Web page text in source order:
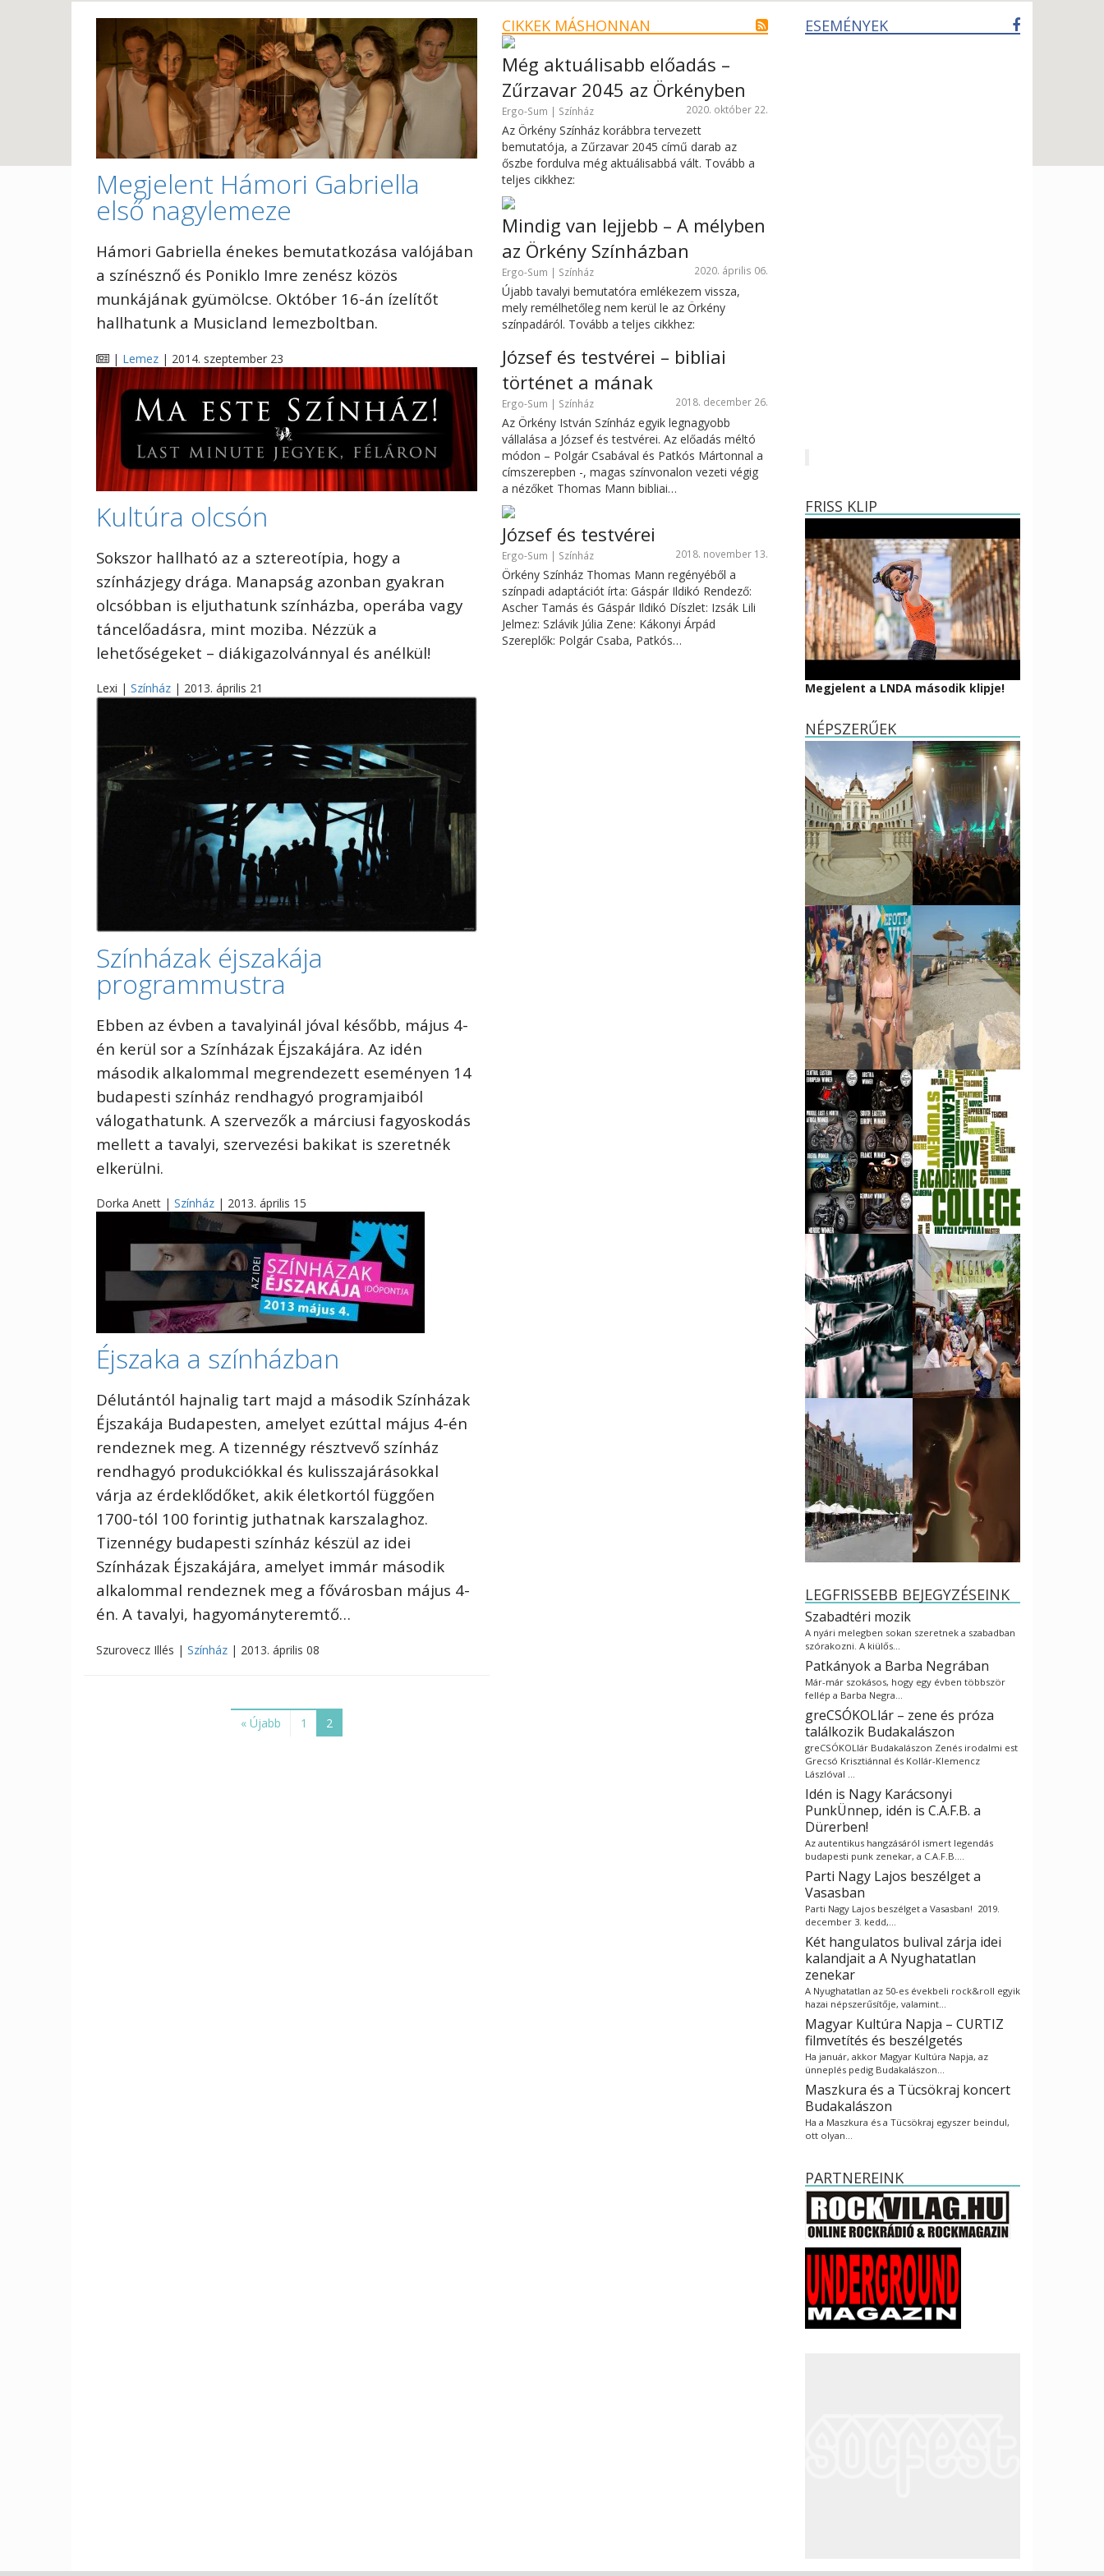
CIKKEK MÁSHONNAN
Még aktuálisabb előadás –
Zűrzavar 2045 az Örkényben
Ergo-Sum | Színház 2020. október 22.
Az Örkény Színház korábbra tervezett
bemutatója, a Zűrzavar 2045 című darab az
őszbe fordulva még aktuálisabbá vált. Tovább a
teljes cikkhez:
Mindig van lejjebb – A mélyben
az Örkény Színházban
Ergo-Sum | Színház 2020. április 06.
Újabb tavalyi bemutatóra emlékezem vissza,
mely remélhetőleg nem kerül le az Örkény
színpadáról. Tovább a teljes cikkhez:
József és testvérei – bibliai
történet a mának
Ergo-Sum | Színház 2018. december 26.
Az Örkény István Színház egyik legnagyobb
vállalása a József és testvérei. Az előadás méltó
módon – Polgár Csabával és Patkós Mártonnal a
címszerepben -, magas színvonalon vezeti végig
a nézőket Thomas Mann bibliai…
József és testvérei
Ergo-Sum | Színház 2018. november 13.
Örkény Színház Thomas Mann regényéből a
színpadi adaptációt írta: Gáspár Ildikó Rendező:
Ascher Tamás és Gáspár Ildikó Díszlet: Izsák Lili
Jelmez: Szlávik Júlia Zene: Kákonyi Árpád
Szereplők: Polgár Csaba, Patkós…
Megjelent Hámori Gabriella
első nagylemeze
Hámori Gabriella énekes bemutatkozása valójában
a színésznő és Poniklo Imre zenész közös
munkájának gyümölcse. Október 16-án ízelítőt
hallhatunk a Musicland lemezboltban.
| Lemez | 2014. szeptember 23
Kultúra olcsón
Sokszor hallható az a sztereotípia, hogy a
színházjegy drága. Manapság azonban gyakran
olcsóbban is eljuthatunk színházba, operába vagy
táncelőadásra, mint moziba. Nézzük a
lehetőségeket – diákigazolvánnyal és anélkül!
Lexi | Színház | 2013. április 21
Színházak éjszakája
programmustra
Ebben az évben a tavalyinál jóval később, május 4-
én kerül sor a Színházak Éjszakájára. Az idén
második alkalommal megrendezett eseményen 14
budapesti színház rendhagyó programjaiból
válogathatunk. A szervezők a márciusi fagyoskodás
mellett a tavalyi, szervezési bakikat is szeretnék
elkerülni.
Dorka Anett | Színház | 2013. április 15
Éjszaka a színházban
Délutántól hajnalig tart majd a második Színházak
Éjszakája Budapesten, amelyet ezúttal május 4-én
rendeznek meg. A tizennégy résztvevő színház
rendhagyó produkciókkal és kulisszajárásokkal
várja az érdeklődőket, akik életkortól függően
1700-tól 100 forintig juthatnak karszalaghoz.
Tizennégy budapesti színház készül az idei
Színházak Éjszakájára, amelyet immár második
alkalommal rendeznek meg a fővárosban május 4-
én. A tavalyi, hagyományteremtő…
Szurovecz Illés | Színház | 2013. április 08
« Újabb 1 2
ESEMÉNYEK
FRISS KLIP
Megjelent a LNDA második klipje!
NÉPSZERŰEK
LEGFRISSEBB BEJEGYZÉSEINK
Szabadtéri mozik
A nyári melegben sokan szeretnek a szabadban
szórakozni. A kiülős…
Patkányok a Barba Negrában
Már-már szokásos, hogy egy évben többször
fellép a Barba Negra…
greCSÓKOLlár – zene és próza
találkozik Budakalászon
greCSÓKOLlár Budakalászon Zenés irodalmi est
Grecsó Krisztiánnal és Kollár-Klemencz
Lászlóval …
Idén is Nagy Karácsonyi
PunkÜnnep, idén is C.A.F.B. a
Dürerben!
Az autentikus hangzásáról ismert legendás
budapesti punk zenekar, a C.A.F.B.…
Parti Nagy Lajos beszélget a
Vasasban
Parti Nagy Lajos beszélget a Vasasban! 2019.
december 3. kedd,…
Két hangulatos bulival zárja idei
kalandjait a A Nyughatatlan
zenekar
A Nyughatatlan az 50-es évekbeli rock&roll egyik
hazai népszerűsítője, valamint…
Magyar Kultúra Napja – CURTIZ
filmvetítés és beszélgetés
Ha január, akkor Magyar Kultúra Napja, az
ünneplés pedig Budakalászon…
Maszkura és a Tücsökraj koncert
Budakalászon
Ha a Maszkura és a Tücsökraj egyszer beindul,
ott olyan…
PARTNEREINK